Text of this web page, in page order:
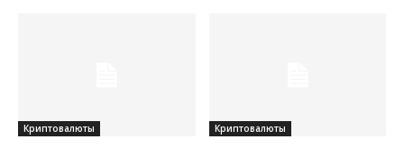
Криптовалюты Криптовалюты